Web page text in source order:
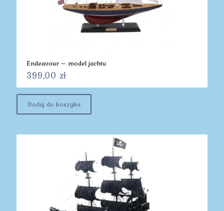
Endeavour – model jachtu
399,00 zł
Dodaj do koszyka